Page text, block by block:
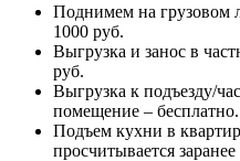
Поднимем на грузовом
1000 руб.
Выгрузка и занос в
руб.
Выгрузка к подъезду/
помещение – бесплатно.
Подъем кухни в
просчитывается